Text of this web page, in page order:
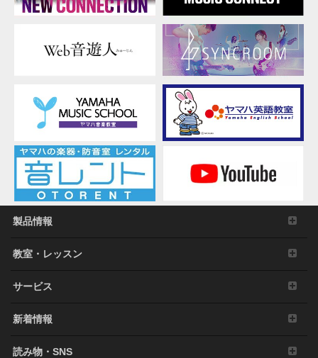
製品情報
教室・レッスン
サービス
新着情報
読み物・SNS